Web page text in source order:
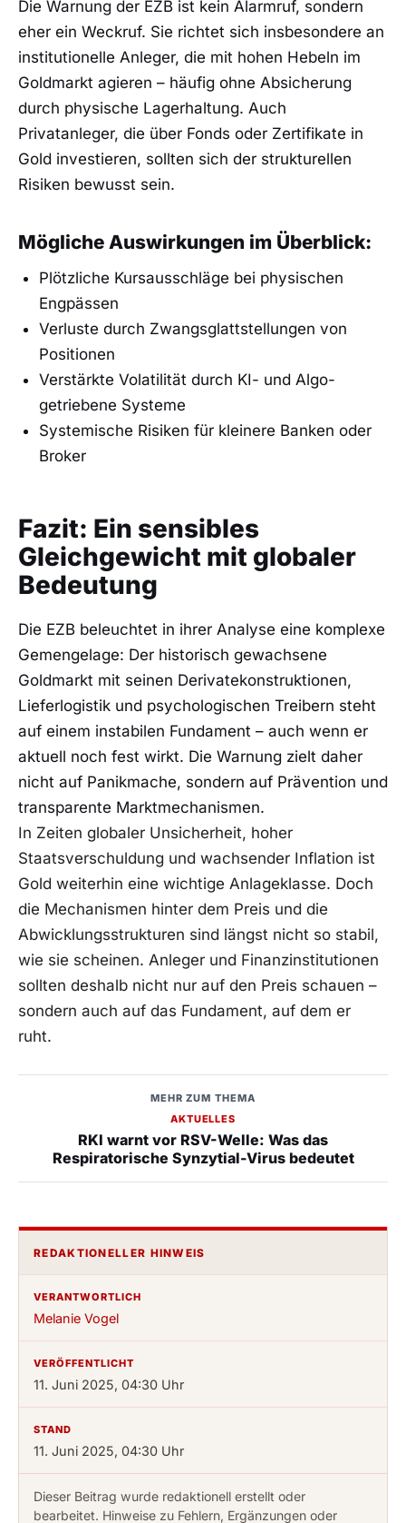
Die Warnung der EZB ist kein Alarmruf, sondern
eher ein Weckruf. Sie richtet sich insbesondere an
institutionelle Anleger, die mit hohen Hebeln im
Goldmarkt agieren – häufig ohne Absicherung
durch physische Lagerhaltung. Auch
Privatanleger, die über Fonds oder Zertifikate in
Gold investieren, sollten sich der strukturellen
Risiken bewusst sein.
Mögliche Auswirkungen im Überblick:
Plötzliche Kursausschläge bei physischen
Engpässen
Verluste durch Zwangsglattstellungen von
Positionen
Verstärkte Volatilität durch KI- und Algo-
getriebene Systeme
Systemische Risiken für kleinere Banken oder
Broker
Fazit: Ein sensibles
Gleichgewicht mit globaler
Bedeutung
Die EZB beleuchtet in ihrer Analyse eine komplexe
Gemengelage: Der historisch gewachsene
Goldmarkt mit seinen Derivatekonstruktionen,
Lieferlogistik und psychologischen Treibern steht
auf einem instabilen Fundament – auch wenn er
aktuell noch fest wirkt. Die Warnung zielt daher
nicht auf Panikmache, sondern auf Prävention und
transparente Marktmechanismen.
In Zeiten globaler Unsicherheit, hoher
Staatsverschuldung und wachsender Inflation ist
Gold weiterhin eine wichtige Anlageklasse. Doch
die Mechanismen hinter dem Preis und die
Abwicklungsstrukturen sind längst nicht so stabil,
wie sie scheinen. Anleger und Finanzinstitutionen
sollten deshalb nicht nur auf den Preis schauen –
sondern auch auf das Fundament, auf dem er
ruht.
MEHR ZUM THEMA
AKTUELLES
RKI warnt vor RSV-Welle: Was das
Respiratorische Synzytial-Virus bedeutet
REDAKTIONELLER HINWEIS
VERANTWORTLICH
Melanie Vogel
VERÖFFENTLICHT
11. Juni 2025, 04:30 Uhr
STAND
11. Juni 2025, 04:30 Uhr
Dieser Beitrag wurde redaktionell erstellt oder
bearbeitet. Hinweise zu Fehlern, Ergänzungen oder